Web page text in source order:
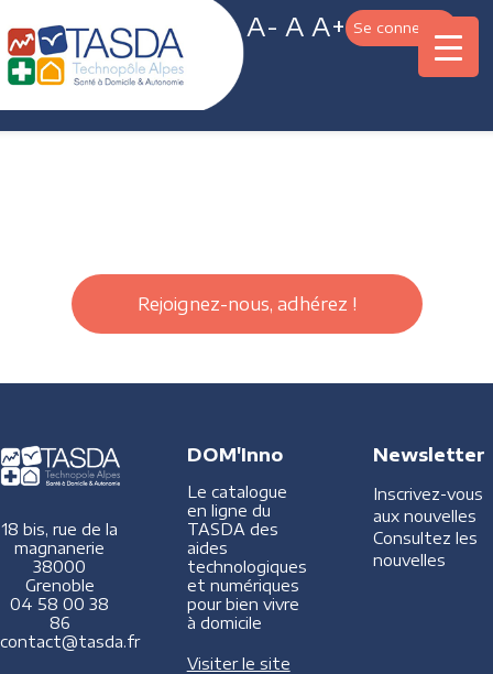
A- A A+ Se connecter
Rejoignez-nous, adhérez !
18 bis, rue de la
magnanerie
38000
Grenoble
04 58 00 38
86
contact@tasda.fr
DOM'Inno
Le catalogue
en ligne du
TASDA des
aides
technologiques
et numériques
pour bien vivre
à domicile
Visiter le site
Newsletter
Inscrivez-vous
aux nouvelles
Consultez les
nouvelles